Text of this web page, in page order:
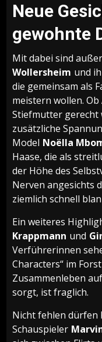
Neue
gewohnte
Mit dabei sind
Wollersheim und
die gemeinsam als
meistern wollen.
Stiefmutter gerecht
zusätzliche
Model Noëlla
Haase, die als
der Höhe des
Nerven angesichts
ziemlich schnell
Ein weiteres
Krappmann und
Verführerinnen
Characters“ im
Zusammenleben
sorgt, ist fraglich.
Nicht fehlen dürfen
Schauspieler